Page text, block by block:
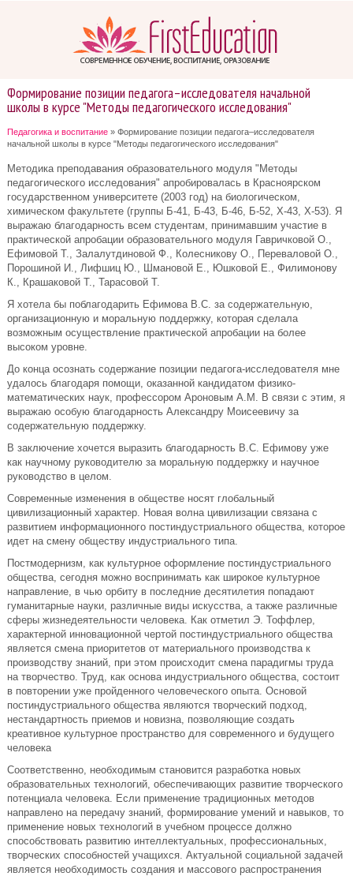
Формирование позиции педагога–исследователя начальной
школы в курсе "Методы педагогического исследования"
Педагогика и воспитание » Формирование позиции педагога–исследователя
начальной школы в курсе "Методы педагогического исследования"
Методика преподавания образовательного модуля "Методы
педагогического исследования" апробировалась в Красноярском
государственном университете (2003 год) на биологическом,
химическом факультете (группы Б-41, Б-43, Б-46, Б-52, Х-43, Х-53). Я
выражаю благодарность всем студентам, принимавшим участие в
практической апробации образовательного модуля Гавричковой О.,
Ефимовой Т., Залалутдиновой Ф., Колесникову О., Переваловой О.,
Порошиной И., Лифшиц Ю., Шмановой Е., Юшковой Е., Филимонову
К., Крашаковой Т., Тарасовой Т.
Я хотела бы поблагодарить Ефимова В.С. за содержательную,
организационную и моральную поддержку, которая сделала
возможным осуществление практической апробации на более
высоком уровне.
До конца осознать содержание позиции педагога-исследователя мне
удалось благодаря помощи, оказанной кандидатом физико-
математических наук, профессором Ароновым А.М. В связи с этим, я
выражаю особую благодарность Александру Моисеевичу за
содержательную поддержку.
В заключение хочется выразить благодарность В.С. Ефимову уже
как научному руководителю за моральную поддержку и научное
руководство в целом.
Современные изменения в обществе носят глобальный
цивилизационный характер. Новая волна цивилизации связана с
развитием информационного постиндустриального общества, которое
идет на смену обществу индустриального типа.
Постмодернизм, как культурное оформление постиндустриального
общества, сегодня можно воспринимать как широкое культурное
направление, в чью орбиту в последние десятилетия попадают
гуманитарные науки, различные виды искусства, а также различные
сферы жизнедеятельности человека. Как отметил Э. Тоффлер,
характерной инновационной чертой постиндустриального общества
является смена приоритетов от материального производства к
производству знаний, при этом происходит смена парадигмы труда
на творчество. Труд, как основа индустриального общества, состоит
в повторении уже пройденного человеческого опыта. Основой
постиндустриального общества являются творческий подход,
нестандартность приемов и новизна, позволяющие создать
креативное культурное пространство для современного и будущего
человека
Соответственно, необходимым становится разработка новых
образовательных технологий, обеспечивающих развитие творческого
потенциала человека. Если применение традиционных методов
направлено на передачу знаний, формирование умений и навыков, то
применение новых технологий в учебном процессе должно
способствовать развитию интеллектуальных, профессиональных,
творческих способностей учащихся. Актуальной социальной задачей
является необходимость создания и массового распространения